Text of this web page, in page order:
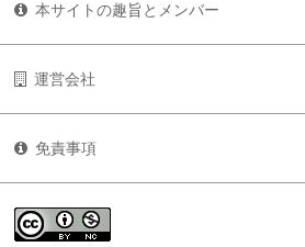
本サイトの趣旨とメンバー
運営会社
免責事項